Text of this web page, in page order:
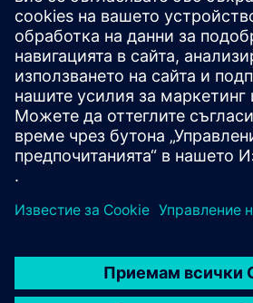
ЕПД СЕП| СИМОТИКС S-1FT2
ЕПД| SIMOTICS S-1FK2
Ръководства
SINAMICS S210
СИМОТИКС С-1ФК2/1ФТ2
СИМОТИКС S-1FS2
Сервиз и поддръжка
Техническа поддръжка